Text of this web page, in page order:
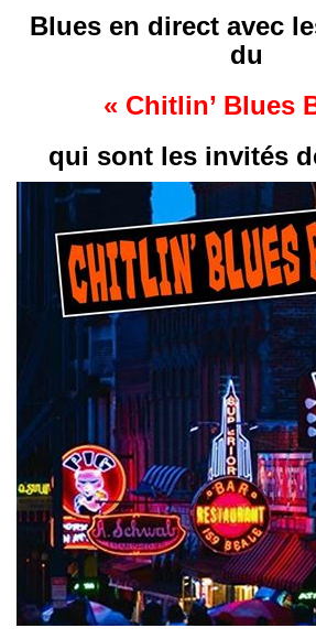
Blues en direct avec
du
« Chitlin’ Blues
qui sont les invités